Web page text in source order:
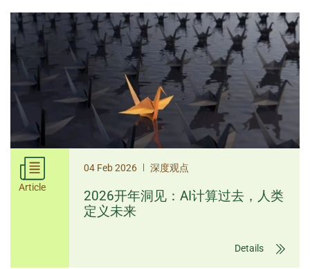
Article
04 Feb 2026 | 深度观点
2026开年洞见：AI计算过去，人类
定义未来
Details